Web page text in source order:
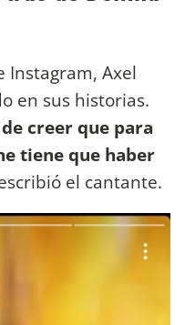
Instagram, Axel
en sus historias.
creer que para
tiene que haber
el cantante.